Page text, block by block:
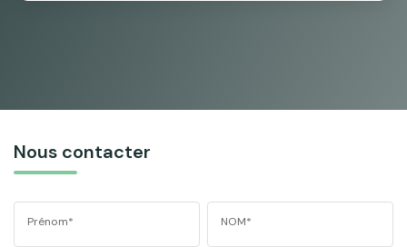
Nous contacter
Prénom* NOM*